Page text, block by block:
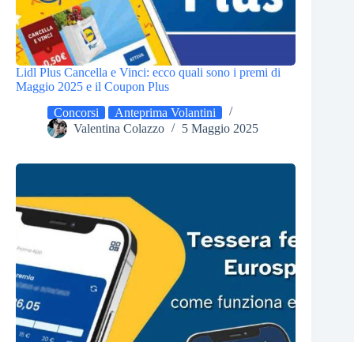
Lidl Plus Cancella e Vinci: ecco quali sono i premi di
Maggio 2025 e il Coupon Plus
Concorsi
Anteprima Volantini
Valentina Colazzo
5 Maggio 2025